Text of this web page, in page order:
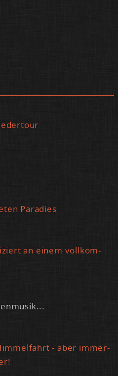
Pa­ra­dies
an ei­nem voll­kom­
- aber im­mer­